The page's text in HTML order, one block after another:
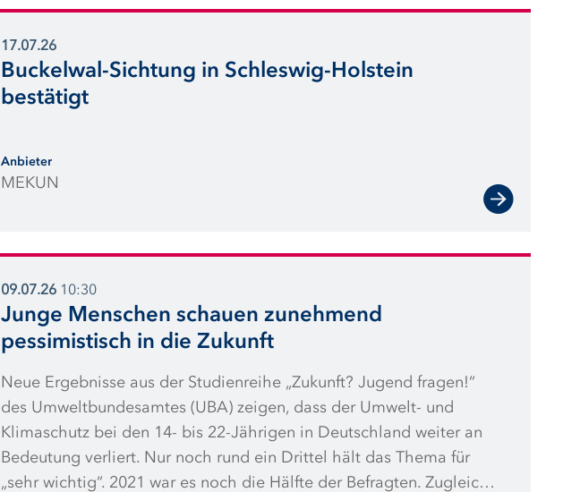
17.07.26
Buckelwal-Sichtung in Schleswig-Holstein
bestätigt
Anbieter
MEKUN
09.07.26 10:30
Junge Menschen schauen zunehmend
pessimistisch in die Zukunft
Neue Ergebnisse aus der Studienreihe „Zukunft? Jugend fragen!“
des Umweltbundesamtes (UBA) zeigen, dass der Umwelt- und
Klimaschutz bei den 14- bis 22-Jährigen in Deutschland weiter an
Bedeutung verliert. Nur noch rund ein Drittel hält das Thema für
„sehr wichtig“. 2021 war es noch die Hälfte der Befragten. Zugleich